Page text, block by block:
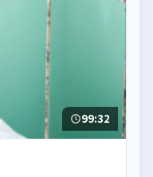
99:32